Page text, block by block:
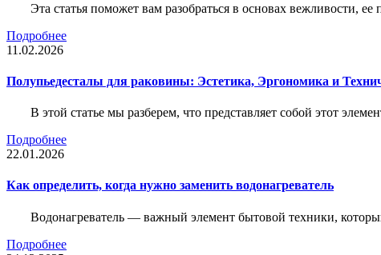
Эта статья поможет вам разобраться в основах вежливости,
Подробнее
11.02.2026
Полупьедесталы для раковины: Эстетика, Эргономика и
В этой статье мы разберем, что представляет собой этот
Подробнее
22.01.2026
Как определить, когда нужно заменить водонагреватель
Водонагреватель — важный элемент бытовой техники,
Подробнее